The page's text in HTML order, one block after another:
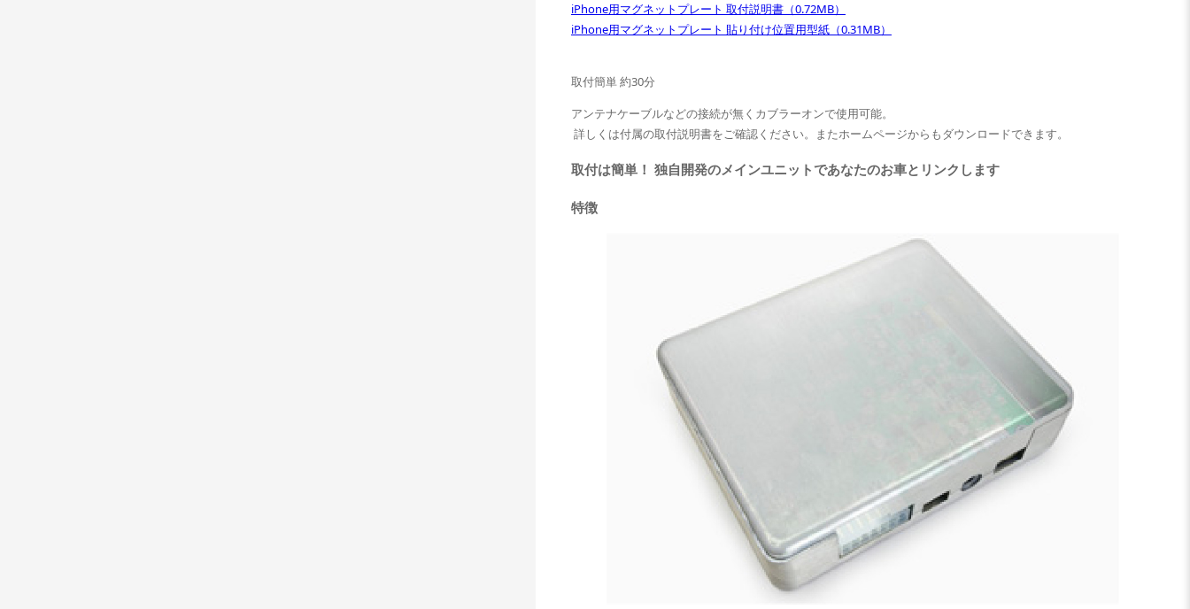
iPhone用マグネットプレート 取付説明書（0.72MB）
iPhone用マグネットプレート 貼り付け位置用型紙（0.31MB）
取付簡単 約30分
アンテナケーブルなどの接続が無くカブラーオンで使用可能。
詳しくは付属の取付説明書をご確認ください。またホームページからもダウンロードできます。
取付は簡単！ 独自開発のメインユニットであなたのお車とリンクします
特徴